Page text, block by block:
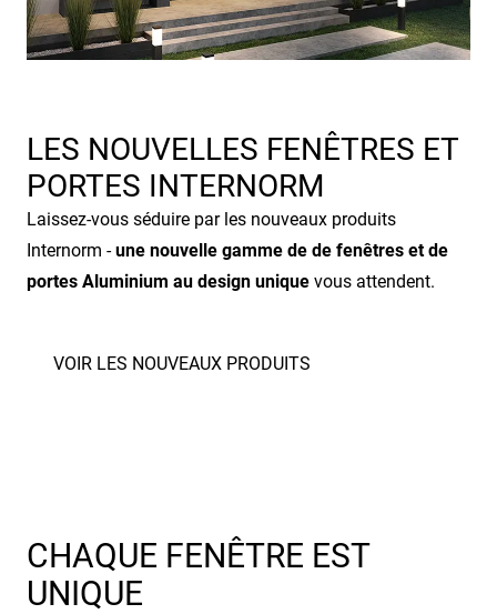
LES NOUVELLES FENÊTRES ET
PORTES INTERNORM
Laissez-vous séduire par les nouveaux produits
Internorm -une nouvelle gamme de de fenêtres et de
portes Aluminium au design unique vous attendent.
CHAQUE FENÊTRE EST
UNIQUE